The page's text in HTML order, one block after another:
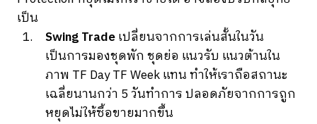
เป็น
Swing Tradeเปลี่ยนจากการเล่นสั้นในวัน
เป็นการมองชุดพัก ชุดย่อ แนวรับ แนวต้านใน
ภาพ TF Day TF Week แทน ทำให้เราถือสถานะ
เฉลี่ยนานกว่า 5 วันทำการ ปลอดภัยจากการถูก
หยุดไม่ให้ซื้อขายมากขึ้น